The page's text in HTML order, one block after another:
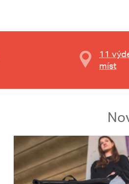
11
míst